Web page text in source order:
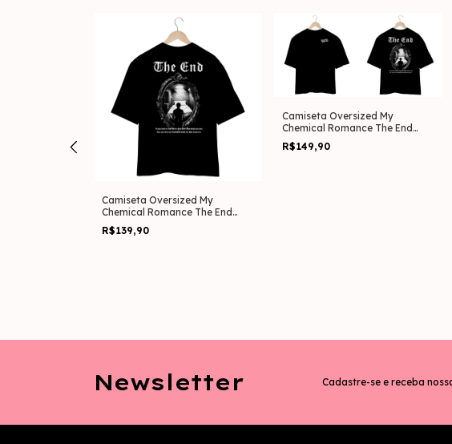
Camiseta Oversized My
Chemical Romance The End
(Estampa nas Costas)
R$139,90
Camiseta Oversized My
Chemical Romance The End
(Estampa Frente & Costas)
R$149,90
Newsletter Cadastre-se e receba